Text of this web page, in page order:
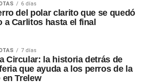
6 días
del polar clarito que se quedó
a Carlitos hasta el final
7 días
Circular: la historia detrás de
que ayuda a los perros de la
en Trelew